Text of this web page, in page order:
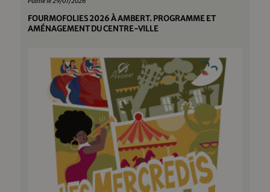
FOURMOFOLIES 2026 À AMBERT. PROGRAMME ET
AMÉNAGEMENT DU CENTRE-VILLE